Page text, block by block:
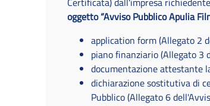
oggetto “Avviso Pubblico Apulia
application form (Allegato 2
piano finanziario (Allegato 3
documentazione attestante
dichiarazione sostitutiva di
Pubblico (Allegato 6